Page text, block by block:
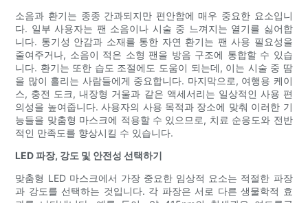
소음과 환기는 종종 간과되지만 편안함에 매우 중요한 요소입니
다. 일부 사용자는 팬 소음이나 시술 중 느껴지는 열기를 싫어합
니다. 통기성 안감과 소재를 통한 자연 환기는 팬 사용 필요성을
줄여주거나, 소음이 적은 소형 팬을 방음 구조에 통합할 수 있습
니다. 환기는 또한 습도 조절에도 도움이 되는데, 이는 시술 중 땀
을 많이 흘리는 사람들에게 중요합니다. 마지막으로, 여행용 케이
스, 충전 도크, 내장형 거울과 같은 액세서리는 일상적인 사용 편
의성을 높여줍니다. 사용자의 사용 목적과 장소에 맞춰 이러한 기
능들을 맞춤형 마스크에 적용할 수 있으므로, 치료 순응도와 전반
적인 만족도를 향상시킬 수 있습니다.
LED 파장, 강도 및 안전성 선택하기
맞춤형 LED 마스크에서 가장 중요한 임상적 요소는 적절한 파장
과 강도를 선택하는 것입니다. 각 파장은 서로 다른 생물학적 효